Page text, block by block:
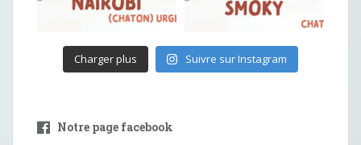
Charger plus Suivre sur Instagram
Notre page facebook